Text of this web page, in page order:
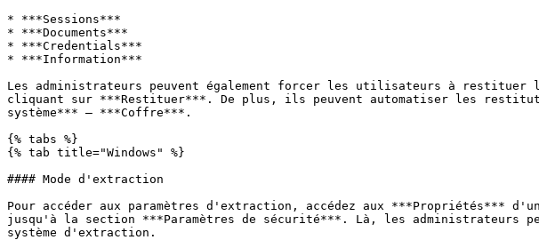
* ***Sessions***
* ***Documents***
* ***Credentials***
* ***Information***
Les administrateurs peuvent également forcer les utilisateurs à
cliquant sur ***Restituer***. De plus, ils peuvent automatiser les
système*** – ***Coffre***.
{% tabs %}
{% tab title="Windows" %}
#### Mode d'extraction
Pour accéder aux paramètres d'extraction, accédez aux ***Propriétés***
jusqu'à la section ***Paramètres de sécurité***. Là, les administrateurs
système d'extraction.